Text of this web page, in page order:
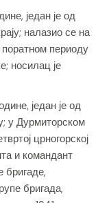
један је од
налазио се на
периоду
носилац је
један је од
у Дурмиторском
црногорској
и командант
бригаде,
бригада,